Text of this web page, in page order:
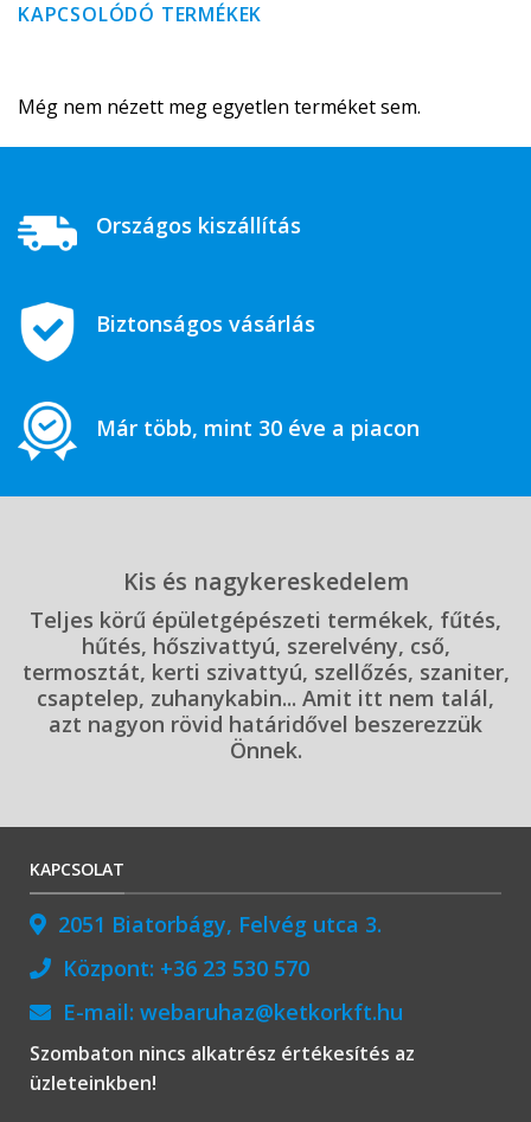
KAPCSOLÓDÓ TERMÉKEK
Még nem nézett meg egyetlen terméket sem.
Országos kiszállítás
Biztonságos vásárlás
Már több, mint 30 éve a piacon
Kis és nagykereskedelem
Teljes körű épületgépészeti termékek, fűtés,
hűtés, hőszivattyú, szerelvény, cső,
termosztát, kerti szivattyú, szellőzés, szaniter,
csaptelep, zuhanykabin... Amit itt nem talál,
azt nagyon rövid határidővel beszerezzük
Önnek.
KAPCSOLAT
2051 Biatorbágy, Felvég utca 3.
Központ: +36 23 530 570
E-mail: webaruhaz@ketkorkft.hu
Szombaton nincs alkatrész értékesítés az
üzleteinkben!